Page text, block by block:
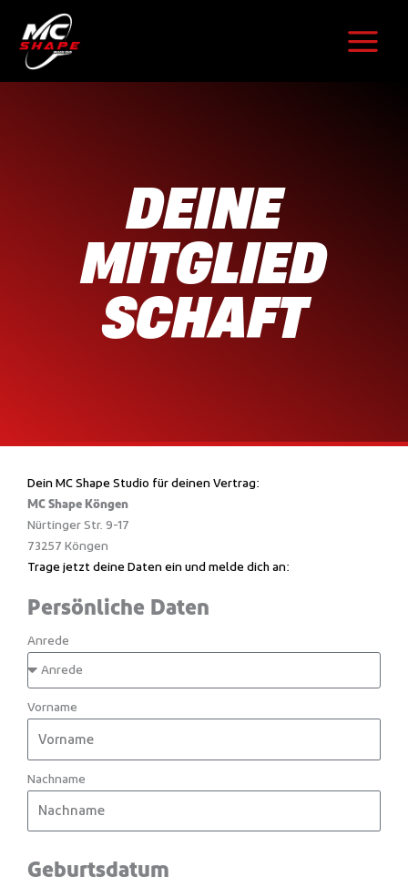
Inhalt
springen
DEINE
MITGLIED
SCHAFT
Dein MC Shape Studio für deinen Vertrag:
MC Shape Köngen
Nürtinger Str. 9-17
73257 Köngen
Trage jetzt deine Daten ein und melde dich an:
Persönliche Daten
Anrede
Vorname
Nachname
Geburtsdatum